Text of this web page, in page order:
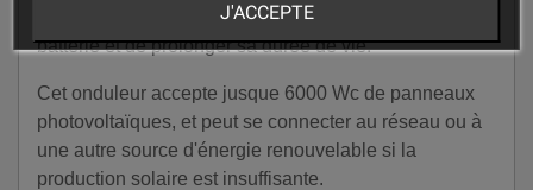
batterie et de prolonger sa durée de vie.
Cet onduleur accepte jusque 6000 Wc de panneaux
photovoltaïques, et peut se connecter au réseau ou à
une autre source d'énergie renouvelable si la
production solaire est insuffisante.
J'ACCEPTE